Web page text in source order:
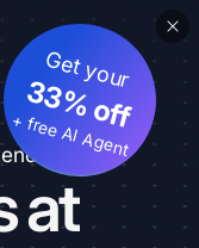
at
Get your
33% off
+ free AI Agent